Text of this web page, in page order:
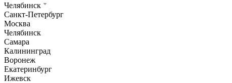
Челябинск
Санкт-Петербург
Москва
Челябинск
Самара
Калининград
Воронеж
Екатеринбург
Ижевск